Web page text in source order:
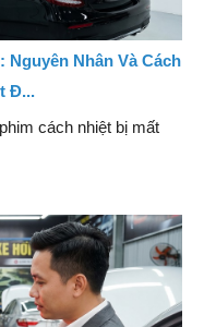
Nguyên Nhân Và Cách
Đ...
cách nhiệt bị mất